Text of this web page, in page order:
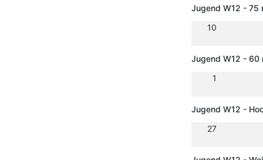
Jugend W12 - 75
10
Jugend W12 - 60
1
Jugend W12 -
27